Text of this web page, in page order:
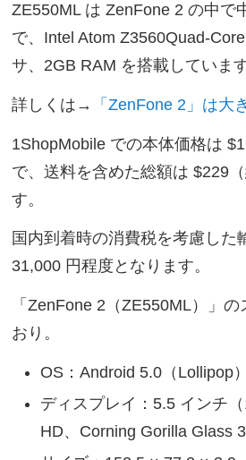
ZE550ML は ZenFone 2 の中で
で、Intel Atom Z3560Quad-
サ、2GB RAM を搭載しています
詳しくは→ 「ZenFone 2」は大
1ShopMobile での本体価格は
で、送料を含めた総額は $229
す。
国内到着時の消費税を考慮した
31,000 円程度となります。
「ZenFone 2（ZE550ML）」
おり。
OS：Android 5.0（Lollipop）
ディスプレイ：5.5 インチ（
HD、Corning Gorilla Glass 3